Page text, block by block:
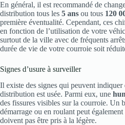
En général, il est recommandé de
distribution tous les 5 ans ou tous 120
première éventualité. Cependant, ces
en fonction de l’utilisation de votre
surtout de la ville avec de fréquents
durée de vie de votre courroie soit
Signes d’usure à surveiller
Il existe des signes qui peuvent
distribution est usée. Parmi eux, une
des fissures visibles sur la courroie. Un
démarrage ou en roulant peut également
doivent pas être pris à la légère.